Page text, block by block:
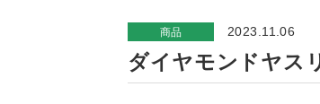
商品 2023.11.06
ダイヤモンドヤス